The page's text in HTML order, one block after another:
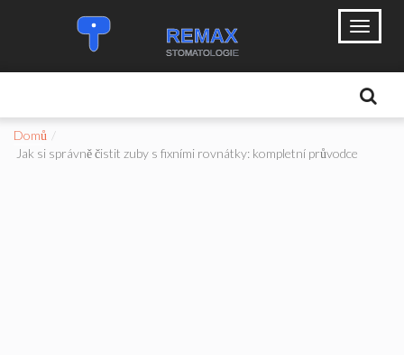
Domů
Jak si správně čistit zuby s fixními rovnátky: kompletní průvodce